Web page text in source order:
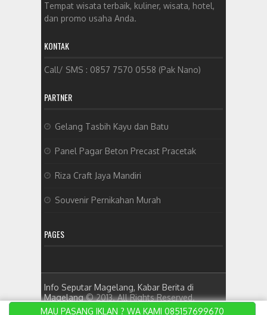
MAU PASANG IKLAN ? WA KAMI 085157699670
Tempat wisata terbaik, kuliner, wisata, hotel,
dan promo usaha Anda.
KONTAK
Call/ SMS : 0857 7570 0558 (Pak Nano)
PARTNER
Gelang Tasbih Kayu dan Batu
Panel Pagar Beton Precast Pracetak
Riza Craft Jaya Mandiri
Souvenir Pernikahan Murah
PAGES
Info Seputar Magelang, Kabar Berita di
Magelang© 2013. All Rights Reserved.
Designed by ket qua bong da